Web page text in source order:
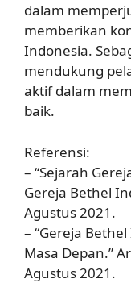
dalam
memberikan
Indonesia.
mendukung
aktif dalam
baik.
Referensi:
– “Sejarah
Gereja Bethel
Agustus 2021.
– “Gereja
Masa Depan.”
Agustus 2021.